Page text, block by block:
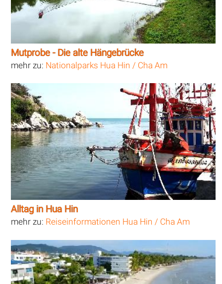
Mutprobe - Die alte Hängebrücke
mehr zu: Nationalparks Hua Hin / Cha Am
Alltag in Hua Hin
mehr zu: Reiseinformationen Hua Hin / Cha Am